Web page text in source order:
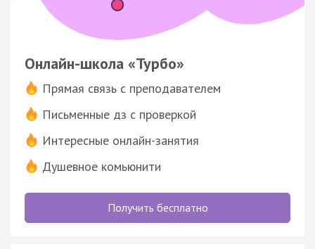
Онлайн-школа «Турбо»
Прямая связь с преподавателем
Письменные дз с проверкой
Интересные онлайн-занятия
Душевное комьюнити
Получить бесплатно